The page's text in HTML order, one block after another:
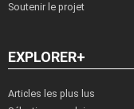
Soutenir le projet
EXPLORER+
Articles les plus lus